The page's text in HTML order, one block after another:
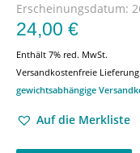
Erscheinungsdatum:
24,00 €
Enthält 7% red. MwSt.
Versandkostenfreie
gewichtsabhängige
Auf die Merkliste